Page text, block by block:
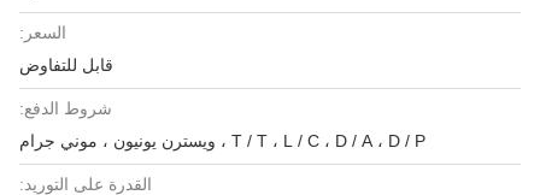
السعر:
قابل للتفاوض
شروط الدفع:
T / T ، L / C ، D / A ، D / P ، ويسترن يونيون ، موني جرام
القدرة على التوريد: